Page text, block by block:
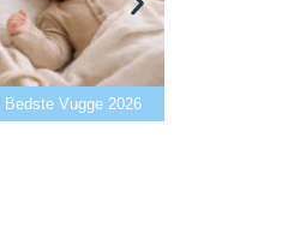
Bedste Vugge 2026